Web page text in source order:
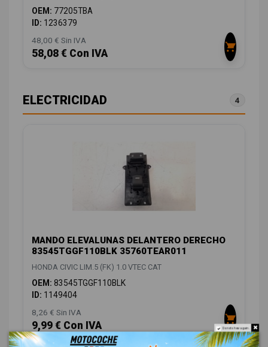
OEM: 77205TBA
ID: 1236379
48,00 € Sin IVA
58,08 € Con IVA
ELECTRICIDAD 4
MANDO ELEVALUNAS DELANTERO DERECHO
83545TGGF110BLK 35760TEAR011
HONDA CIVIC LIM.5 (FK) 1.0 VTEC CAT
OEM: 83545TGGF110BLK
ID: 1149404
8,26 € Sin IVA
9,99 € Con IVA Do not show again.